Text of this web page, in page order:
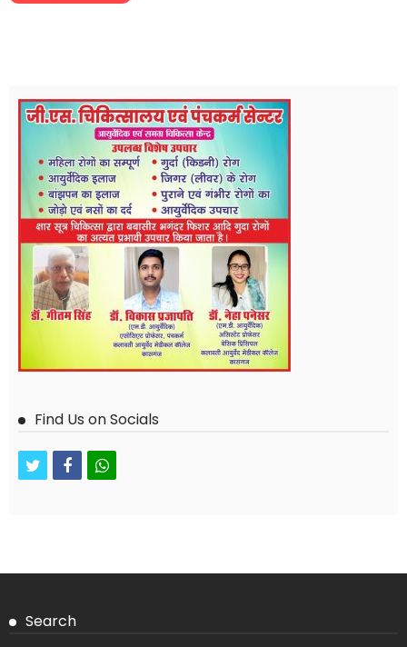
Find Us on Socials
twitterfacebookwhatsapp
Search